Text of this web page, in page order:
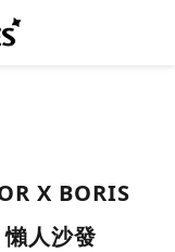
X BORIS
人沙發